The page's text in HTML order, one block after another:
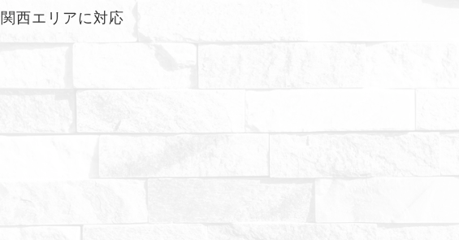
関西エリアに対応